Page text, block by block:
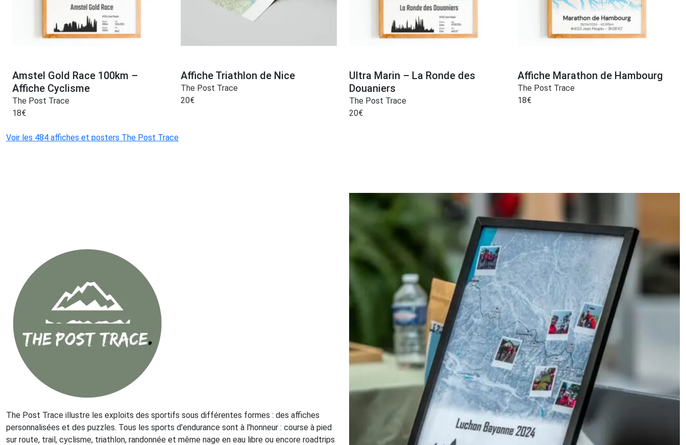
Amstel Gold Race 100km –
Affiche Cyclisme
The Post Trace
18€
Affiche Triathlon de Nice
The Post Trace
20€
Ultra Marin – La Ronde des
Douaniers
The Post Trace
20€
Affiche Marathon de Hambourg
The Post Trace
18€
Voir les 484 affiches et posters The Post Trace
The Post Trace illustre les exploits des sportifs sous différentes formes : des affiches
personnalisées et des puzzles. Tous les sports d'endurance sont à l'honneur : course à pied
sur route, trail, cyclisme, triathlon, randonnée et même nage en eau libre ou encore roadtrips